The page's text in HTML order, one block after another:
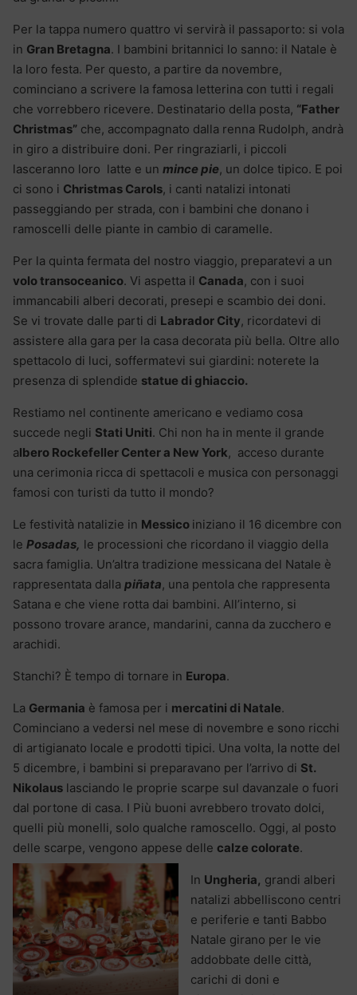
Per la tappa numero quattro vi servirà il passaporto: si vola
in Gran Bretagna. I bambini britannici lo sanno: il Natale è
la loro festa. Per questo, a partire da novembre,
cominciano a scrivere la famosa letterina con tutti i regali
che vorrebbero ricevere. Destinatario della posta, “Father
Christmas” che, accompagnato dalla renna Rudolph, andrà
in giro a distribuire doni. Per ringraziarli, i piccoli
lasceranno loro latte e un mince pie, un dolce tipico. E poi
ci sono i Christmas Carols, i canti natalizi intonati
passeggiando per strada, con i bambini che donano i
ramoscelli delle piante in cambio di caramelle.
Per la quinta fermata del nostro viaggio, preparatevi a un
volo transoceanico. Vi aspetta il Canada, con i suoi
immancabili alberi decorati, presepi e scambio dei doni.
Se vi trovate dalle parti di Labrador City, ricordatevi di
assistere alla gara per la casa decorata più bella. Oltre allo
spettacolo di luci, soffermatevi sui giardini: noterete la
presenza di splendide statue di ghiaccio.
Restiamo nel continente americano e vediamo cosa
succede negli Stati Uniti. Chi non ha in mente il grande
albero Rockefeller Center a New York, acceso durante
una cerimonia ricca di spettacoli e musica con personaggi
famosi con turisti da tutto il mondo?
Le festività natalizie in Messico iniziano il 16 dicembre con
le Posadas, le processioni che ricordano il viaggio della
sacra famiglia. Un’altra tradizione messicana del Natale è
rappresentata dalla piñata, una pentola che rappresenta
Satana e che viene rotta dai bambini. All’interno, si
possono trovare arance, mandarini, canna da zucchero e
arachidi.
Stanchi? È tempo di tornare in Europa.
La Germania è famosa per i mercatini di Natale.
Cominciano a vedersi nel mese di novembre e sono ricchi
di artigianato locale e prodotti tipici. Una volta, la notte del
5 dicembre, i bambini si preparavano per l’arrivo di St.
Nikolaus lasciando le proprie scarpe sul davanzale o fuori
dal portone di casa. I Più buoni avrebbero trovato dolci,
quelli più monelli, solo qualche ramoscello. Oggi, al posto
delle scarpe, vengono appese delle calze colorate.
In Ungheria, grandi alberi
natalizi abbelliscono centri
e periferie e tanti Babbo
Natale girano per le vie
addobbate delle città,
carichi di doni e